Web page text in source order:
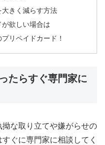
きく減らす方法
欲しい場合は
リペイドカード！
たらすぐ専門家に
な取り立てや嫌がらせの
ぐに専門家に相談してく